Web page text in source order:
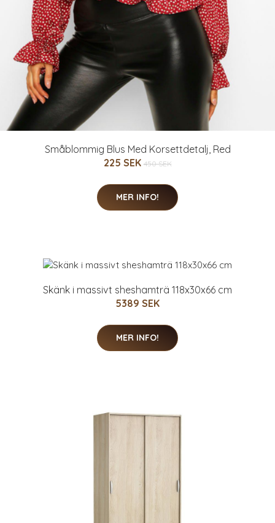
Småblommig Blus Med Korsettdetalj, Red
225 SEK 450 SEK
MER INFO!
Skänk i massivt sheshamträ 118x30x66 cm
5389 SEK
MER INFO!